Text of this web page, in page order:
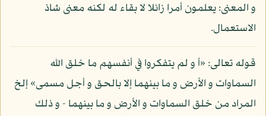
و المعنى: يعلمون أمرا زائلا لا بقاء له لكنه معنى شاذ
الاستعمال.
قوله تعالى: «أ و لم يتفكروا في أنفسهم ما خلق الله
السماوات و الأرض و ما بينهما إلا بالحق و أجل مسمى» إلخ
المراد من خلق السماوات و الأرض و ما بينهما - و ذلك